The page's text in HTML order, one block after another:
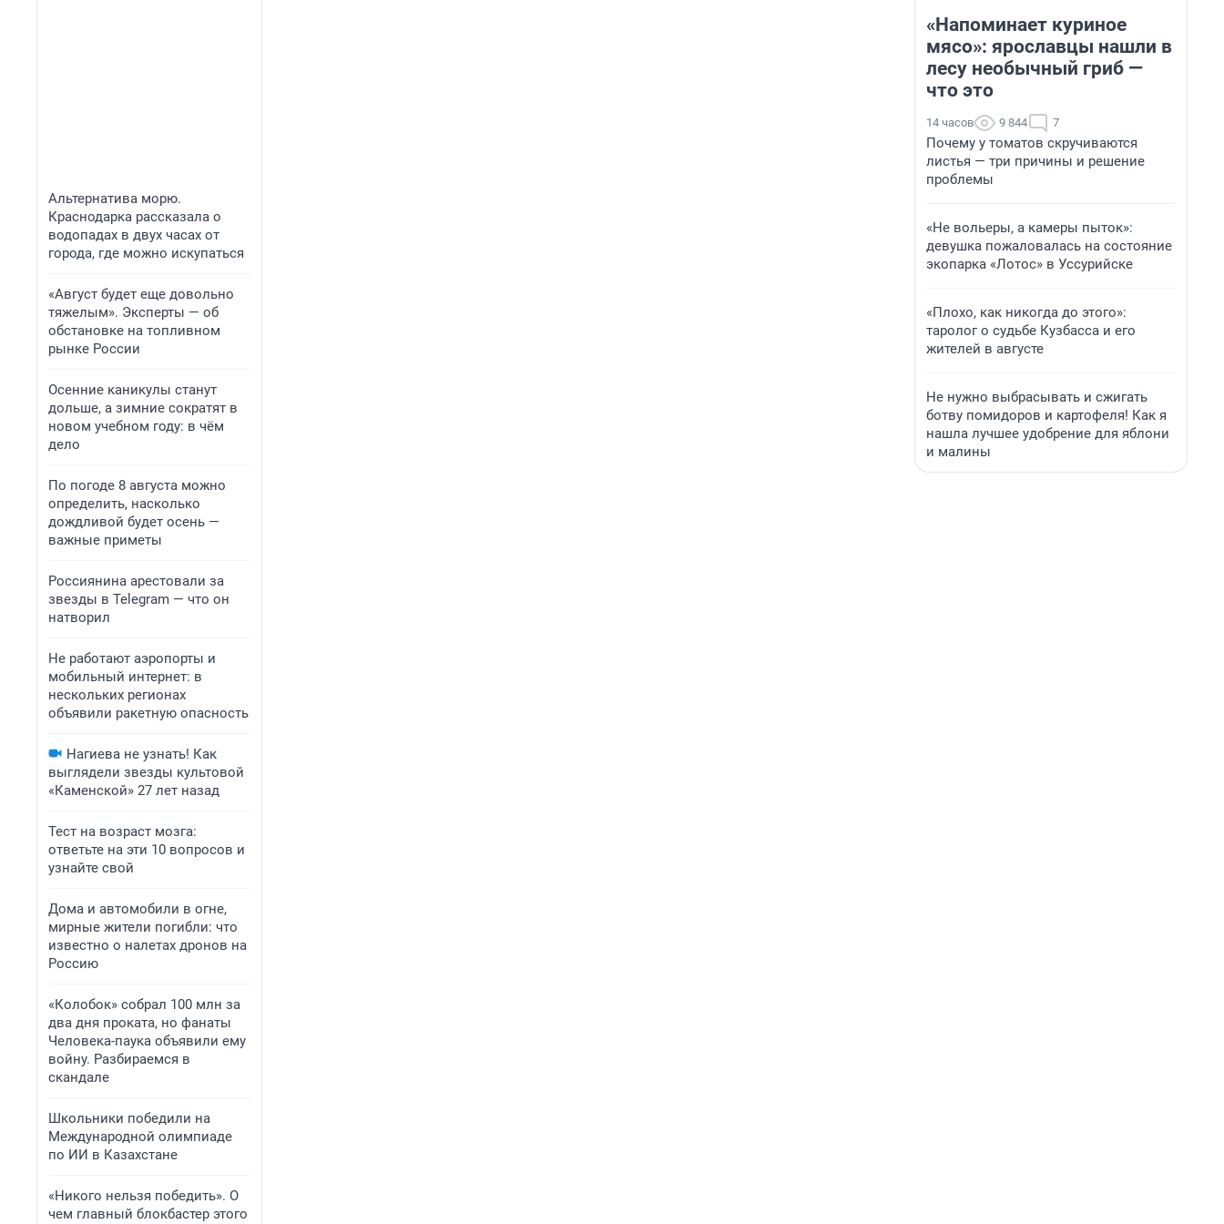
Альтернатива морю.
Краснодарка рассказала о
водопадах в двух часах от
города, где можно искупаться
«Август будет еще довольно
тяжелым». Эксперты — об
обстановке на топливном
рынке России
Осенние каникулы станут
дольше, а зимние сократят в
новом учебном году: в чём
дело
По погоде 8 августа можно
определить, насколько
дождливой будет осень —
важные приметы
Россиянина арестовали за
звезды в Telegram — что он
натворил
Не работают аэропорты и
мобильный интернет: в
нескольких регионах
объявили ракетную опасность
Нагиева не узнать! Как
выглядели звезды культовой
«Каменской» 27 лет назад
Тест на возраст мозга:
ответьте на эти 10 вопросов и
узнайте свой
Дома и автомобили в огне,
мирные жители погибли: что
известно о налетах дронов на
Россию
«Колобок» собрал 100 млн за
два дня проката, но фанаты
Человека-паука объявили ему
войну. Разбираемся в
скандале
Школьники победили на
Международной олимпиаде
по ИИ в Казахстане
«Никого нельзя победить». О
чем главный блокбастер этого
«Напоминает куриное
мясо»: ярославцы нашли в
лесу необычный гриб —
что это
14 часов 9 844 7
Почему у томатов скручиваются
листья — три причины и решение
проблемы
«Не вольеры, а камеры пыток»:
девушка пожаловалась на состояние
экопарка «Лотос» в Уссурийске
«Плохо, как никогда до этого»:
таролог о судьбе Кузбасса и его
жителей в августе
Не нужно выбрасывать и сжигать
ботву помидоров и картофеля! Как я
нашла лучшее удобрение для яблони
и малины